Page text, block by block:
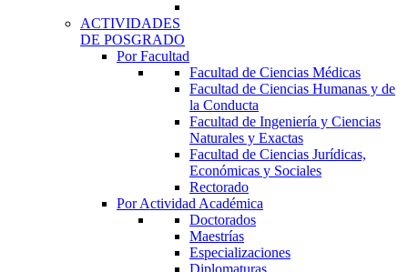
ACTIVIDADES
DE POSGRADO
Por Facultad
Facultad de Ciencias Médicas
Facultad de Ciencias Humanas y de
la Conducta
Facultad de Ingeniería y Ciencias
Naturales y Exactas
Facultad de Ciencias Jurídicas,
Económicas y Sociales
Rectorado
Por Actividad Académica
Doctorados
Maestrías
Especializaciones